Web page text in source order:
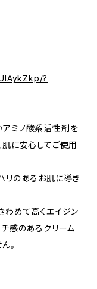
?
ミノ酸系活性剤を
肌に安心してご使用
リのあるお肌に導き
わめて高くエイジン
感のあるクリーム
。